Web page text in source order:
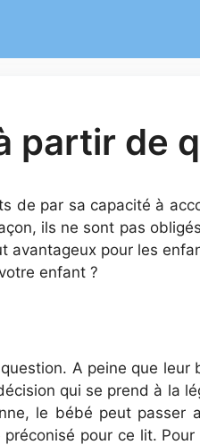
partir de
de par sa capacité à
ils ne sont pas
avantageux pour les
enfant ?
A peine que
qui se prend à la
le bébé peut passer
préconisé pour ce lit.